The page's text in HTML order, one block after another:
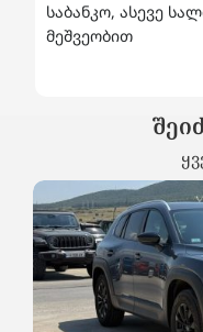
საბანკო, ასევე
მეშვეობით